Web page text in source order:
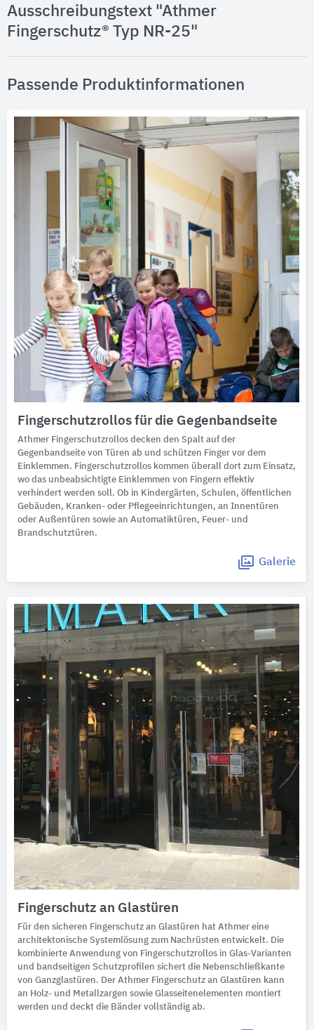
Ausschreibungstext "Athmer
Fingerschutz® Typ NR-25"
Passende Produktinformationen
Fingerschutzrollos für die Gegenbandseite
Athmer Fingerschutzrollos decken den Spalt auf der
Gegenbandseite von Türen ab und schützen Finger vor dem
Einklemmen. Fingerschutzrollos kommen überall dort zum Einsatz,
wo das unbeabsichtigte Einklemmen von Fingern effektiv
verhindert werden soll. Ob in Kindergärten, Schulen, öffentlichen
Gebäuden, Kranken- oder Pflegeeinrichtungen, an Innentüren
oder Außentüren sowie an Automatiktüren, Feuer- und
Brandschutztüren.
Galerie
Fingerschutz an Glastüren
Für den sicheren Fingerschutz an Glastüren hat Athmer eine
architektonische Systemlösung zum Nachrüsten entwickelt. Die
kombinierte Anwendung von Fingerschutzrollos in Glas-Varianten
und bandseitigen Schutzprofilen sichert die Nebenschließkante
von Ganzglastüren. Der Athmer Fingerschutz an Glastüren kann
an Holz- und Metallzargen sowie Glasseitenelementen montiert
werden und deckt die Bänder vollständig ab.